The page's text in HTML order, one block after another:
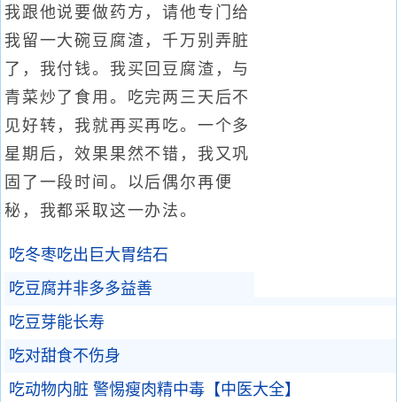
我跟他说要做药方，请他专门给
我留一大碗豆腐渣，千万别弄脏
了，我付钱。我买回豆腐渣，与
青菜炒了食用。吃完两三天后不
见好转，我就再买再吃。一个多
星期后，效果果然不错，我又巩
固了一段时间。以后偶尔再便
秘，我都采取这一办法。
吃冬枣吃出巨大胃结石
吃豆腐并非多多益善
吃豆芽能长寿
吃对甜食不伤身
吃动物内脏 警惕瘦肉精中毒【中医大全】